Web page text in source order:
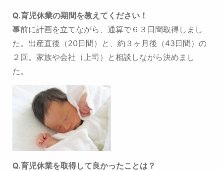
Q.育児休業の期間を教えてください！
事前に計画を立てながら、通算で６３日間取得しまし
た。 出産直後（20日間）と、約３ヶ月後（43日間）の
２回。家族や会社（上司）と相談しながら決めまし
た。
Q.育児休業を取得して良かったことは？